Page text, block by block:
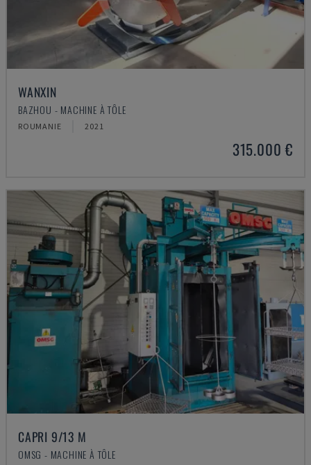
WANXIN
BAZHOU - MACHINE À TÔLE
ROUMANIE 2021
315.000 €
CAPRI 9/13 M
OMSG - MACHINE À TÔLE